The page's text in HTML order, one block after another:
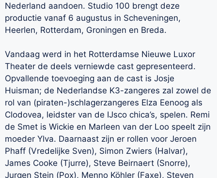
Nederland aandoen. Studio 100 brengt deze
productie vanaf 6 augustus in Scheveningen,
Heerlen, Rotterdam, Groningen en Breda.
Vandaag werd in het Rotterdamse Nieuwe Luxor
Theater de deels verniewde cast gepresenteerd.
Opvallende toevoeging aan de cast is Josje
Huisman; de Nederlandse K3-zangeres zal zowel de
rol van (piraten-)schlagerzangeres Elza Eenoog als
Clodovea, leidster van de IJsco chica’s, spelen. Remi
de Smet is Wickie en Marleen van der Loo speelt zijn
moeder Ylva. Daarnaast zijn er rollen voor Jeroen
Phaff (Vredelijke Sven), Simon Zwiers (Halvar),
James Cooke (Tjurre), Steve Beirnaert (Snorre),
Jurgen Stein (Pox), Menno Köhler (Faxe), Steven